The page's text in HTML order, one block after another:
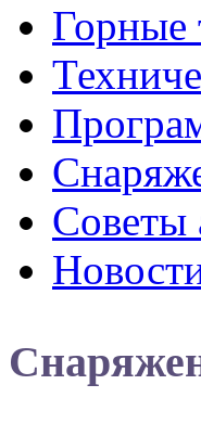
Горные
Советы